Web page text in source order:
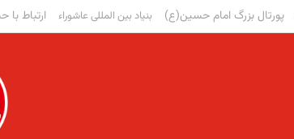
پورتال بزرگ امام حسین(ع) بنیاد بین المللی عاشوراء ارتباط